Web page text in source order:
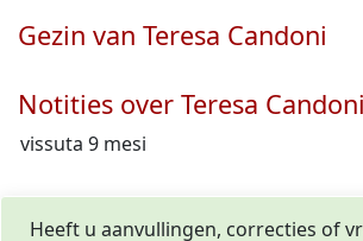
Gezin van Teresa Candoni
Notities over Teresa Candoni
vissuta 9 mesi
Heeft u aanvullingen, correcties of